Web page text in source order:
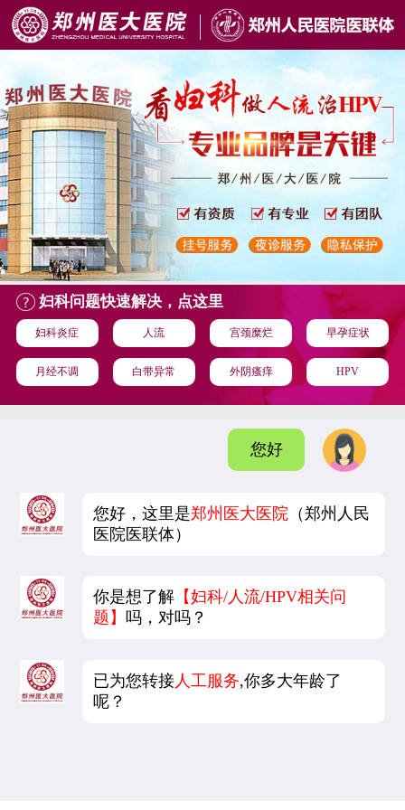
妇科问题快速解决，点这里
妇科炎症 人流 宫颈糜烂 早孕症状
月经不调 白带异常 外阴瘙痒 HPV
您好
您好，这里是郑州医大医院 （郑州人民
医院医联体）
你是想了解 【妇科/人流/HPV相关问
题】吗，对吗？
已为您转接 人工服务,你多大年龄了
呢？